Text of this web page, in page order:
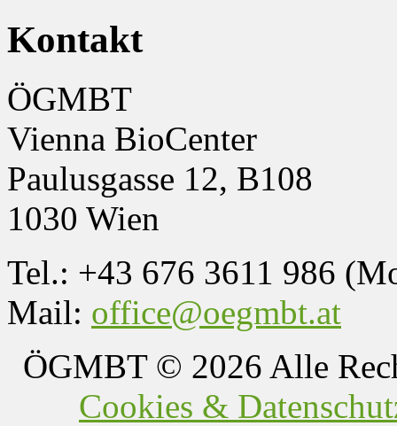
Kontakt
ÖGMBT
Vienna BioCenter
Paulusgasse 12, B108
1030 Wien
Tel.: +43 676 3611 986
Mail: office@oegmbt.at
ÖGMBT© 2026 Alle
Cookies &